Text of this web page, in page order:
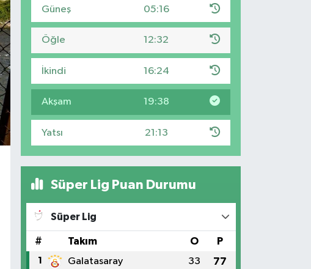
Güneş 05:16
Öğle 12:32
İkindi 16:24
Akşam 19:38
Yatsı 21:13
Süper Lig Puan Durumu
Süper Lig
# Takım O P
1 Galatasaray 33 77